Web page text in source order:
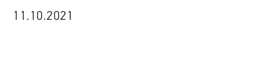
11.10.2021